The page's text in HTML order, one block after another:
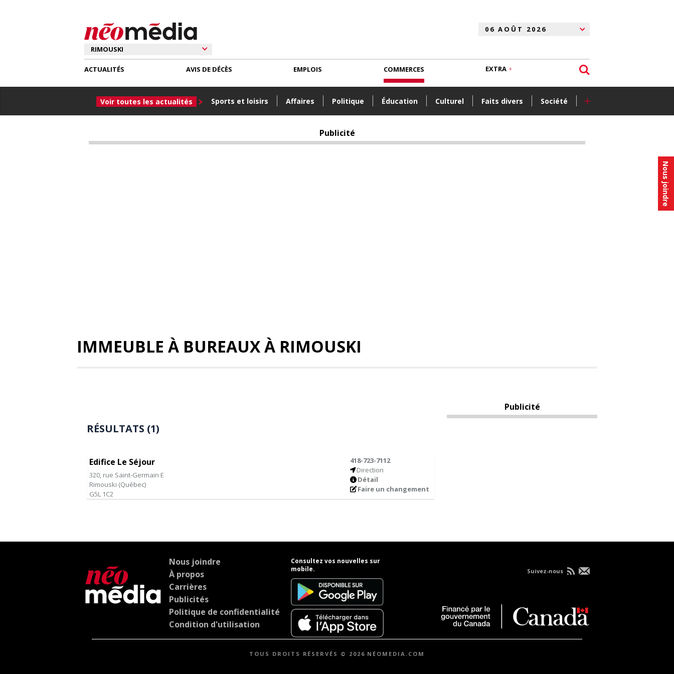
Nous joindre
ACTUALITÉS
Voir toutes les actualités Sports et loisirs Affaires Politique Éducation Culturel Faits divers Société +
AVIS DE DÉCÈS EMPLOIS COMMERCES EXTRA
Publicité
IMMEUBLE À BUREAUX À RIMOUSKI
RÉSULTATS (1)
Edifice Le Séjour
320, rue Saint-Germain E
Rimouski (Québec)
G5L 1C2
418-723-7112
Direction
Détail
Faire un changement
Publicité
Nous joindre
À propos
Carrières
Publicités
Politique de confidentialité
Condition d'utilisation
Consultez vos nouvelles sur
mobile.
Suivez-nous
TOUS DROITS RÉSERVÉS © 2026 NÉOMEDIA.COM